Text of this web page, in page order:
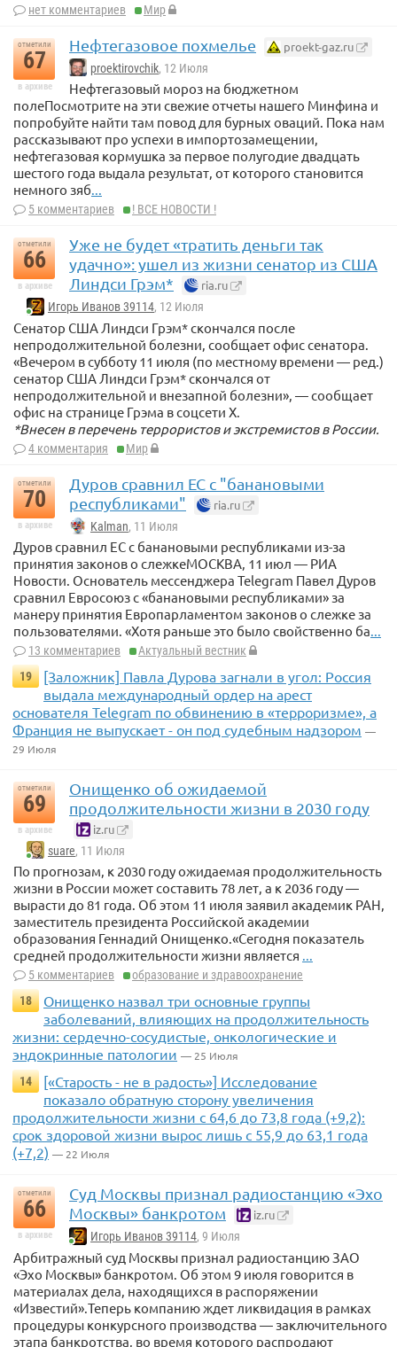
нет комментариев Мир
отметили
67
в архиве
Нефтегазовое похмелье proekt-gaz.ru
proektirovchik, 12 Июля
Нефтегазовый мороз на бюджетном
полеПосмотрите на эти свежие отчеты нашего Минфина и
попробуйте найти там повод для бурных оваций. Пока нам
рассказывают про успехи в импортозамещении,
нефтегазовая кормушка за первое полугодие двадцать
шестого года выдала результат, от которого становится
немного зяб...
5 комментариев ! ВСЕ НОВОСТИ !
отметили
66
в архиве
Уже не будет «тратить деньги так
удачно»: ушел из жизни сенатор из США
Линдси Грэм*
ria.ru
Игорь Иванов 39114, 12 Июля
Сенатор США Линдси Грэм* скончался после
непродолжительной болезни, сообщает офис сенатора.
«Вечером в субботу 11 июля (по местному времени — ред.)
сенатор США Линдси Грэм* скончался от
непродолжительной и внезапной болезни», — сообщает
офис на странице Грэма в соцсети X.
*Внесен в перечень террористов и экстремистов в России.
4 комментария Мир
отметили
70
в архиве
Дуров сравнил ЕС с "банановыми
республиками"
ria.ru
Kalman, 11 Июля
Дуров сравнил ЕС с банановыми республиками из-за
принятия законов о слежкеМОСКВА, 11 июл — РИА
Новости. Основатель мессенджера Telegram Павел Дуров
сравнил Евросоюз с «банановыми республиками» за
манеру принятия Европарламентом законов о слежке за
пользователями. «Хотя раньше это было свойственно ба...
13 комментариев
Актуальный вестник
19
[Заложник] Павла Дурова загнали в угол: Россия
выдала международный ордер на арест
основателя Telegram по обвинению в «терроризме», а
Франция не выпускает - он под судебным надзором —
29 Июля
отметили
69
в архиве
Онищенко об ожидаемой
продолжительности жизни в 2030 году
iz.ru
suare, 11 Июля
По прогнозам, к 2030 году ожидаемая продолжительность
жизни в России может составить 78 лет, а к 2036 году —
вырасти до 81 года. Об этом 11 июля заявил академик РАН,
заместитель президента Российской академии
образования Геннадий Онищенко.«Сегодня показатель
средней продолжительности жизни является ...
5 комментариев
образование и здравоохранение
18
Онищенко назвал три основные группы
заболеваний, влияющих на продолжительность
жизни: сердечно-сосудистые, онкологические и
эндокринные патологии — 25 Июля
14
[«Старость - не в радость»] Исследование
показало обратную сторону увеличения
продолжительности жизни с 64,6 до 73,8 года (+9,2):
срок здоровой жизни вырос лишь с 55,9 до 63,1 года
(+7,2) — 22 Июля
отметили
66
в архиве
Суд Москвы признал радиостанцию «Эхо
Москвы» банкротом
iz.ru
Игорь Иванов 39114, 9 Июля
Арбитражный суд Москвы признал радиостанцию ЗАО
«Эхо Москвы» банкротом. Об этом 9 июля говорится в
материалах дела, находящихся в распоряжении
«Известий».Теперь компанию ждет ликвидация в рамках
процедуры конкурсного производства — заключительного
этапа банкротства, во время которого распродают